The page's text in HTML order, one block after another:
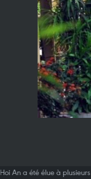
Hoi An a été élue à